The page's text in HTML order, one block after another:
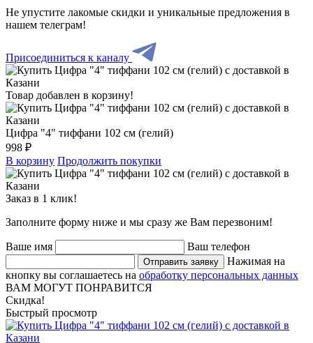
Не упустите лакомые скидки и уникальные предложения в
нашем телеграм!
Присоединиться к каналу
Товар добавлен в корзину!
Цифра "4" тиффани 102 см (гелий)
998 ₽
В корзину Продолжить покупки
Заказ в 1 клик!
Заполните форму ниже и мы сразу же Вам перезвоним!
Ваше имя Ваш телефон
Отправить заявку
Нажимая на
кнопку вы соглашаетесь на обработку персональных данных
ВАМ МОГУТ ПОНРАВИТСЯ
Скидка!
Быстрый просмотр